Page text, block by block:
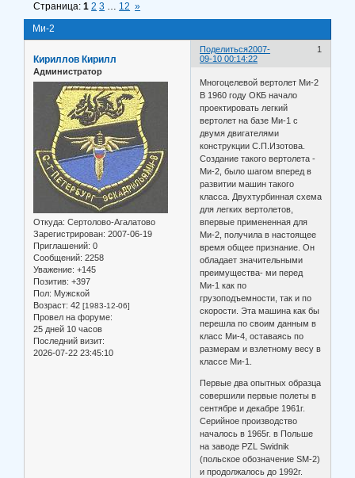
Ми-2
Страница:1 2 3 … 12 »
Поделиться 1
2007-
09-10 00:14:22
Кириллов Кирилл
Администратор
Откуда: Сертолово-Агалатово
Зарегистрирован: 2007-06-19
Приглашений: 0
Сообщений: 2258
Уважение: +145
Позитив: +397
Пол: Мужской
Возраст: 42 [1983-12-06]
Провел на форуме:
25 дней 10 часов
Последний визит:
2026-07-22 23:45:10
Многоцелевой вертолет Ми-2
В 1960 году ОКБ начало
проектировать легкий
вертолет на базе Ми-1 с
двумя двигателями
конструкции С.П.Изотова.
Создание такого вертолета -
Ми-2, было шагом вперед в
развитии машин такого
класса. Двухтурбинная схема
для легких вертолетов,
впервые примененная для
Ми-2, получила в настоящее
время общее признание. Он
обладает значительными
преимущества- ми перед
Ми-1 как по
грузоподъемности, так и по
скорости. Эта машина как бы
перешла по своим данным в
класс Ми-4, оставаясь по
размерам и взлетному весу в
классе Ми-1.
Первые два опытных образца
совершили первые полеты в
сентябре и декабре 1961г.
Серийное производство
началось в 1965г. в Польше
на заводе PZL Swidnik
(польское обозначение SМ-2)
и продолжалось до 1992г.